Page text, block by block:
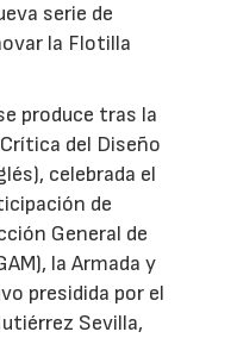
serie de
la Flotilla
produce tras la
del Diseño
celebrada el
de
General de
la Armada y
presidida por el
Sevilla,